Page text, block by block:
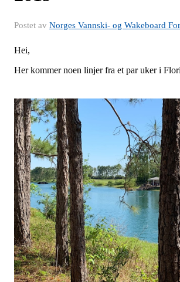
Postet av Norges Vannski- og Wakeboard
Hei,
Her kommer noen linjer fra et par uker i